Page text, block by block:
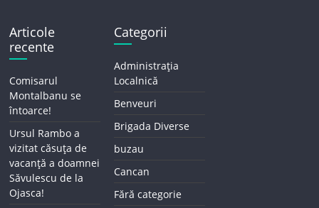
Articole
recente
Comisarul
Montalbanu se
întoarce!
Ursul Rambo a
vizitat căsuța de
vacanță a doamnei
Săvulescu de la
Ojasca!
Categorii
Administrația
Localnică
Benveuri
Brigada Diverse
buzau
Cancan
Fără categorie